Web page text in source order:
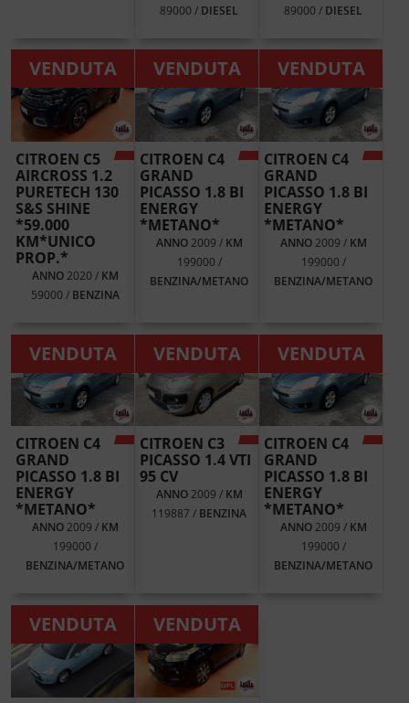
89000 / DIESEL
89000 / DIESEL
VENDUTA
CITROEN C5
AIRCROSS 1.2
PURETECH 130
S&S SHINE
*59.000
KM*UNICO
PROP.*
ANNO2020 / KM
59000 / BENZINA
VENDUTA
CITROEN C4
GRAND
PICASSO 1.8 BI
ENERGY
*METANO*
ANNO2009 / KM
199000 /
BENZINA/METANO
VENDUTA
CITROEN C4
GRAND
PICASSO 1.8 BI
ENERGY
*METANO*
ANNO2009 / KM
199000 /
BENZINA/METANO
VENDUTA
CITROEN C4
GRAND
PICASSO 1.8 BI
ENERGY
*METANO*
ANNO2009 / KM
199000 /
BENZINA/METANO
VENDUTA
CITROEN C3
PICASSO 1.4 VTI
95 CV
ANNO2009 / KM
119887 / BENZINA
VENDUTA
CITROEN C4
GRAND
PICASSO 1.8 BI
ENERGY
*METANO*
ANNO2009 / KM
199000 /
BENZINA/METANO
VENDUTA VENDUTA